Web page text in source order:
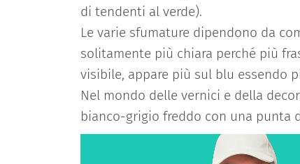
di tendenti al verde).
Le varie sfumature dipendono da
solitamente più chiara perché più
visibile, appare più sul blu essendo
Nel mondo delle vernici e della
bianco-grigio freddo con una punta